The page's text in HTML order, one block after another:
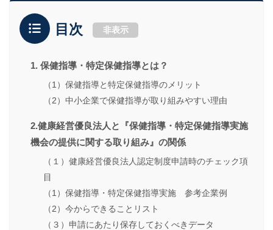
目次 非表示
1. 保健指導・特定保健指導とは？
（1）保健指導と特定保健指導のメリット
（2）中小企業で保健指導が取り組みやすい理由
2.健康経営優良法人と『保健指導・特定保健指導実施
機会の提供に関する取り組み』の関係
（１）健康経営優良法人認定制度申請時のチェック項
目
（1）保健指導・特定保健指導実施 参考企業例
（2）今からできることリスト
（３）申請にあたり保存しておくべきデータ